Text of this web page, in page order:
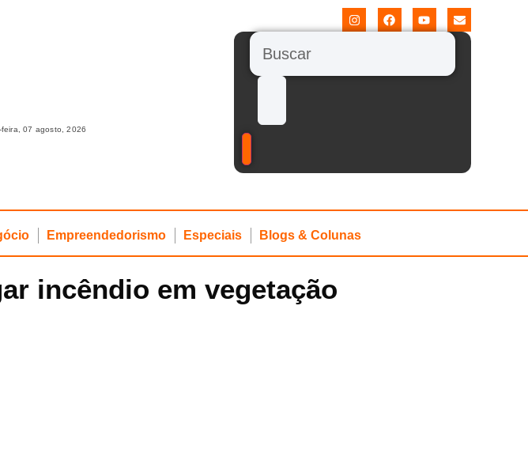
07 agosto, 2026
Empreendedorismo Especiais Blogs & Colunas
incêndio em vegetação